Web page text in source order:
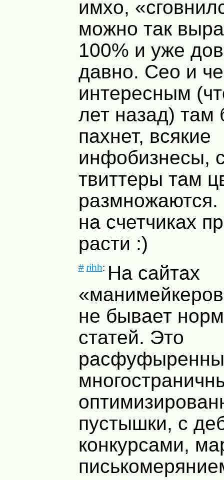
имхо,
можно так
100% и уже
давно. Сео и
интересным
лет назад) там
пахнет, всякие
инфобизнесы,
твиттеры там
на счетчиках
расти :)
# rihh: На сайтах
не бывает
статей. Это
пустышки, с
конкурсами,